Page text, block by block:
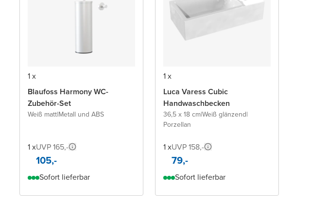
1 x
Blaufoss Harmony WC-
Zubehör-Set
Weiß matt|Metall und ABS
1 xUVP 165,-
105,-
Sofort lieferbar
1 x
Luca Varess Cubic
Handwaschbecken
36,5 x 18 cm|Weiß glänzend|
Porzellan
1 xUVP 158,-
79,-
Sofort lieferbar